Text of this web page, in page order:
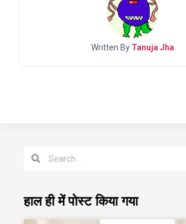
Written By Tanuja Jha
हाल ही में पोस्ट किया गया